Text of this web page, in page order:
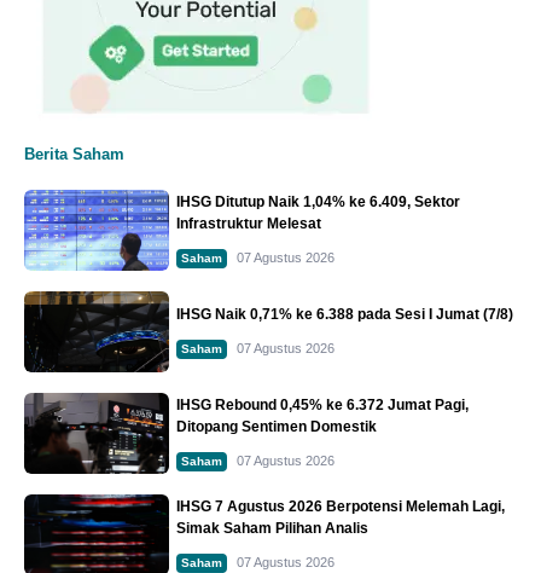
Berita Saham
IHSG Ditutup Naik 1,04% ke 6.409, Sektor
Infrastruktur Melesat
Saham 07 Agustus 2026
IHSG Naik 0,71% ke 6.388 pada Sesi I Jumat (7/8)
Saham 07 Agustus 2026
IHSG Rebound 0,45% ke 6.372 Jumat Pagi,
Ditopang Sentimen Domestik
Saham 07 Agustus 2026
IHSG 7 Agustus 2026 Berpotensi Melemah Lagi,
Simak Saham Pilihan Analis
Saham 07 Agustus 2026